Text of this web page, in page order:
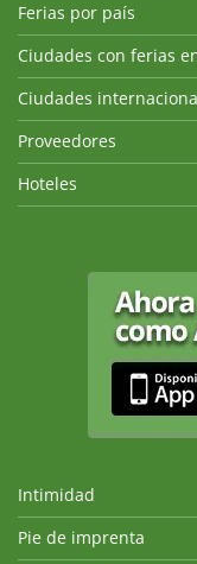
Ferias por país
Ciudades con ferias
Ciudades
Proveedores
Hoteles
Intimidad
Pie de imprenta